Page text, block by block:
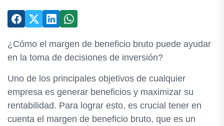
¿Cómo el margen de beneficio bruto puede ayudar
en la toma de decisiones de inversión?
Uno de los principales objetivos de cualquier
empresa es generar beneficios y maximizar su
rentabilidad. Para lograr esto, es crucial tener en
cuenta el margen de beneficio bruto, que es un